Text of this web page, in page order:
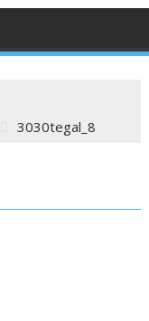
3030tegal_8